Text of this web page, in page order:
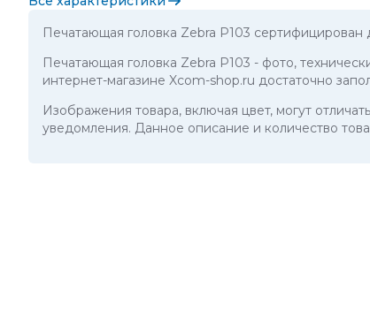
Печатающая головка Zebra P103
Печатающая головка Zebra P103 - фото,
интернет-магазине Xcom-shop.ru достаточно
Изображения товара, включая цвет, могут
уведомления. Данное описание и количество